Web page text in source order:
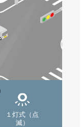
１灯式（点
滅）